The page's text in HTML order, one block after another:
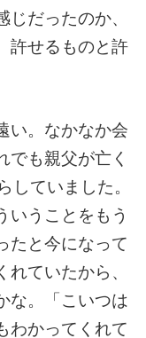
だったのか、
許せるものと許
い。なかなか会
でも親父が亡く
していました。
いうことをもう
たと今になって
ていたから、
な。「こいつは
わかってくれて